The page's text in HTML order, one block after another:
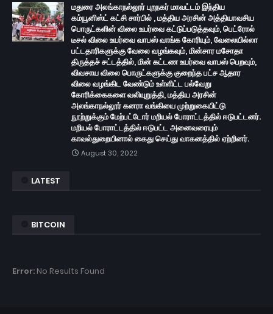
மதுரை அலங்காநல்லூர் புறநகர் மாவட்டம் இந்திய
கம்யூனிஸ்ட் கட்சி சார்பில் , மத்திய அரசின் அத்தியாவசிய
பொருட்களின் விலை உயர்வை கட்டுப்படுத்தவும், பெட்ரோல்
டீசல் விலை உயர்வை வாபஸ் வாங்க கோரியும், வேலையில்லா
பட்டதாரிகளுக்கு வேலை வழங்கவும், மின்சார மசோதா
திருத்தச் சட்டத்தில், மின் கட்டண உயர்வை வாபஸ் பெறவும்,
விவசாய விலை பொருட்களுக்கு குறைந்த பட்ச ஆதார
விலை வழங்கிட வேண்டும் உள்ளிட்ட பல்வேறு
கோரிக்கைகளை வலியுறுத்தி, மத்திய அரசின்
அலங்காநல்லூர் கனரா வங்கியை முற்றுகையிட்டு
நூற்றுக்கும் மேற்பட்டோர் மறியல் போராட்டத்தில் ஈடுபட்டனர்.
மறியல் போராட்டத்தில் ஈடுபட்ட அனைவரையும்
காவல்துறையினால் கைது செய்து வாகனத்தில் ஏற்றினர்.
August 30, 2022
LATEST
BITCOIN
Error: No Results Found